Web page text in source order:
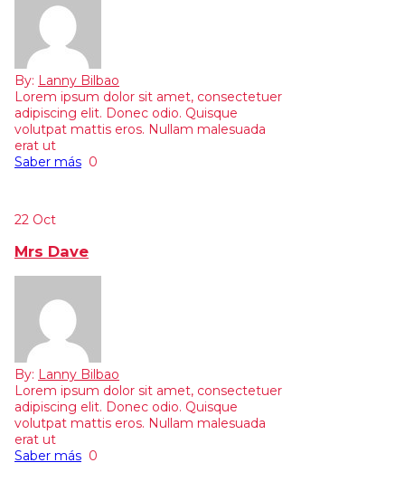
By: Lanny Bilbao
Lorem ipsum dolor sit amet, consectetuer
adipiscing elit. Donec odio. Quisque
volutpat mattis eros. Nullam malesuada
erat ut
Saber más 0
22 Oct
Mrs Dave
By: Lanny Bilbao
Lorem ipsum dolor sit amet, consectetuer
adipiscing elit. Donec odio. Quisque
volutpat mattis eros. Nullam malesuada
erat ut
Saber más 0